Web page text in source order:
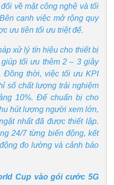
Giá vàng
Tiêu dùng
Tỷ giá
Giá cà phê
về mặt công nghệ và tối
cạnh việc mở rộng quy
ưu tiên tối ưu triệt để.
xử lý tín hiệu cho thiết bị
tối ưu thêm 2 – 3 giây
Đồng thời, việc tối ưu KPI
số chất lượng trải nghiệm
10%. Để chuẩn bị cho
hút lượng người xem lớn,
nhất đã được thiết lập.
24/7 từng biến động, kết
đo lường và cảnh báo
Cup vào gói cước 5G